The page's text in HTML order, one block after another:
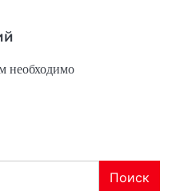
необходимо
Поиск